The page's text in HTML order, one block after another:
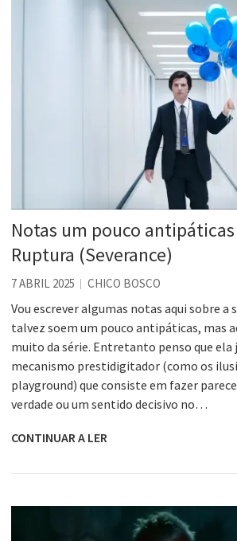
Notas um pouco
Ruptura (Severance)
7 ABRIL 2025 CHICO BOSCO
Vou escrever algumas notas aqui sobre a
talvez soem um pouco antipáticas, mas
muito da série. Entretanto penso que ela
mecanismo prestidigitador (como os
playground) que consiste em fazer
verdade ou um sentido decisivo no…
CONTINUAR A LER